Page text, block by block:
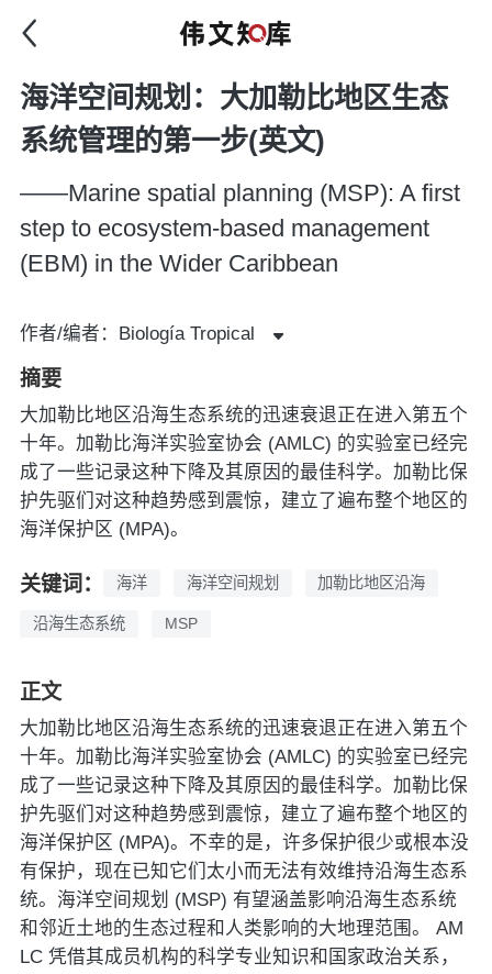
海洋空间规划：大加勒比地区生态
系统管理的第一步(英文)
——Marine spatial planning (MSP): A first
step to ecosystem-based management
(EBM) in the Wider Caribbean
作者/编者：Biología Tropical
摘要
大加勒比地区沿海生态系统的迅速衰退正在进入第五个
十年。加勒比海洋实验室协会 (AMLC) 的实验室已经完
成了一些记录这种下降及其原因的最佳科学。加勒比保
护先驱们对这种趋势感到震惊，建立了遍布整个地区的
海洋保护区 (MPA)。
关键词： 海洋 海洋空间规划 加勒比地区沿海
沿海生态系统 MSP
正文
大加勒比地区沿海生态系统的迅速衰退正在进入第五个
十年。加勒比海洋实验室协会 (AMLC) 的实验室已经完
成了一些记录这种下降及其原因的最佳科学。加勒比保
护先驱们对这种趋势感到震惊，建立了遍布整个地区的
海洋保护区 (MPA)。不幸的是，许多保护很少或根本没
有保护，现在已知它们太小而无法有效维持沿海生态系
统。海洋空间规划 (MSP) 有望涵盖影响沿海生态系统
和邻近土地的生态过程和人类影响的大地理范围。 AM
LC 凭借其成员机构的科学专业知识和国家政治关系，